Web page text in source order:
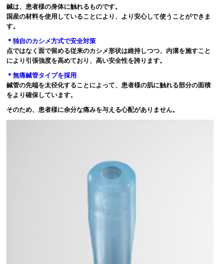
鍼は、患者様の身体に触れるものです。
国産の材料を使用していることにより、より安心して使うことができま
す。
＊独自のカシメ方式で安全対策
点ではなく面で留める従来のカシメ形状は維持しつつ、内溝を施すこと
により引張強度を高めており、高い安全性を誇ります。
＊無痛鍼管タイプを採用
鍼管の先端を太径化することによって、患者様の肌に触れる部分の面積
をより確保しています。
そのため、患者様に余分な痛みを与える心配がありません。